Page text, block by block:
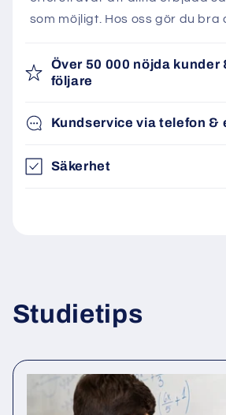
som möjligt. Hos oss gör du bra
Över 50 000 nöjda kunder
följare
Kundservice via telefon &
Säkerhet
Studietips